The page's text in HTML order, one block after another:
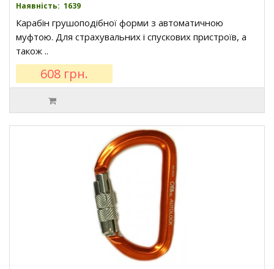
Наявність: 1639
Карабін грушоподібної форми з автоматичною
муфтою. Для страхувальних і спускових пристроїв, а
також ..
608 грн.